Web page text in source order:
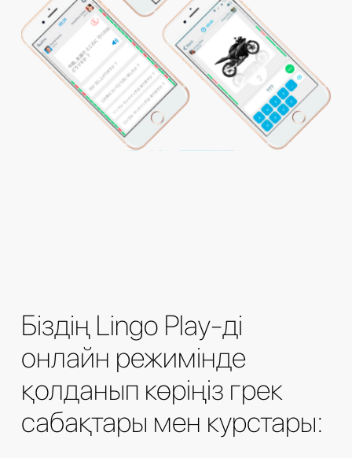
Біздің Lingo Play-ді
онлайн режимінде
қолданып көріңіз грек
сабақтары мен курстары: